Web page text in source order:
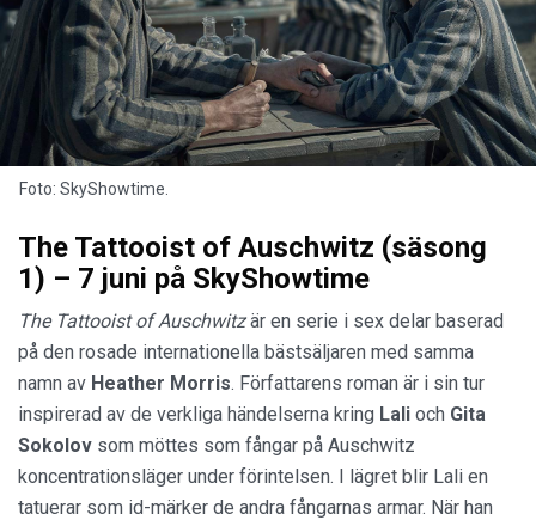
Foto: SkyShowtime.
The Tattooist of Auschwitz (säsong
1) – 7 juni på SkyShowtime
The Tattooist of Auschwitzär en serie i sex delar baserad
på den rosade internationella bästsäljaren med samma
namn av Heather Morris. Författarens roman är i sin tur
inspirerad av de verkliga händelserna kring Lali och Gita
Sokolov som möttes som fångar på Auschwitz
koncentrationsläger under förintelsen. I lägret blir Lali en
tatuerar som id-märker de andra fångarnas armar. När han